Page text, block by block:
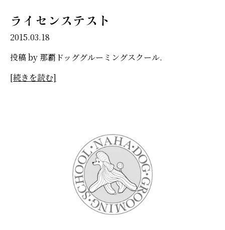
ライセンステスト
2015.03.18
投稿 by 那覇ドッググルーミングスクール.
[続きを読む]